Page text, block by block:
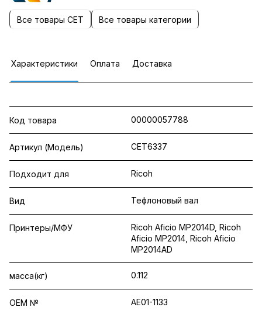
Все товары CET Все товары категории
Характеристики Оплата Доставка
Код товара 00000057788
Артикул (Модель) CET6337
Подходит для Ricoh
Вид Тефлоновый вал
Принтеры/МФУ
Ricoh Aficio MP2014D, Ricoh
Aficio MP2014, Ricoh Aficio
MP2014AD
масса(кг) 0.112
OEM № AE01-1133